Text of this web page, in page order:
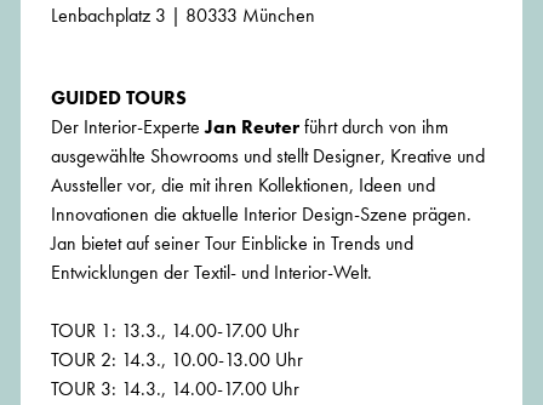
Lenbachplatz 3 | 80333 München
GUIDED TOURS
Der Interior-ExperteJan Reuterführt durch von ihm
ausgewählte Showrooms und stellt Designer, Kreative und
Aussteller vor, die mit ihren Kollektionen, Ideen und
Innovationen die aktuelle Interior Design-Szene prägen.
Jan bietet auf seiner Tour Einblicke in Trends und
Entwicklungen der Textil- und Interior-Welt.
TOUR 1: 13.3., 14.00-17.00 Uhr
TOUR 2: 14.3., 10.00-13.00 Uhr
TOUR 3: 14.3., 14.00-17.00 Uhr